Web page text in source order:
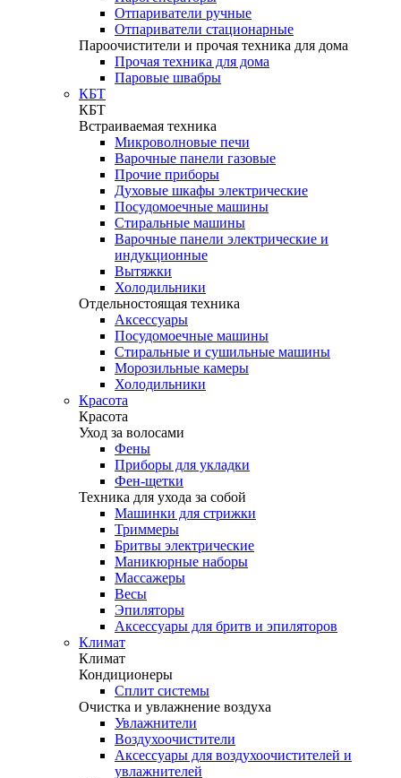
Отпариватели ручные
Отпариватели стационарные
Пароочистители и прочая техника для дома
Прочая техника для дома
Паровые швабры
КБТ
КБТ
Встраиваемая техника
Микроволновые печи
Варочные панели газовые
Прочие приборы
Духовые шкафы электрические
Посудомоечные машины
Стиральные машины
Варочные панели электрические и
индукционные
Вытяжки
Холодильники
Отдельностоящая техника
Аксессуары
Посудомоечные машины
Стиральные и сушильные машины
Морозильные камеры
Холодильники
Красота
Красота
Уход за волосами
Фены
Приборы для укладки
Фен-щетки
Техника для ухода за собой
Машинки для стрижки
Триммеры
Бритвы электрические
Маникюрные наборы
Массажеры
Весы
Эпиляторы
Аксессуары для бритв и эпиляторов
Климат
Климат
Кондиционеры
Сплит системы
Очистка и увлажнение воздуха
Увлажнители
Воздухоочистители
Аксессуары для воздухоочистителей и
увлажнителей